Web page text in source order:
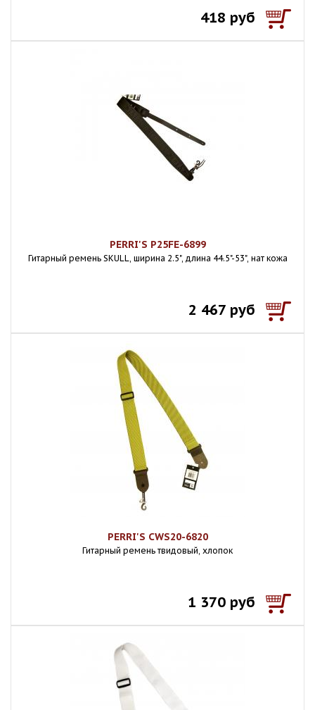
418 руб
PERRI'S P25FE-6899
Гитарный ремень SKULL, ширина 2.5", длина 44.5"-53", нат кожа
2 467 руб
PERRI'S CWS20-6820
Гитарный ремень твидовый, хлопок
1 370 руб